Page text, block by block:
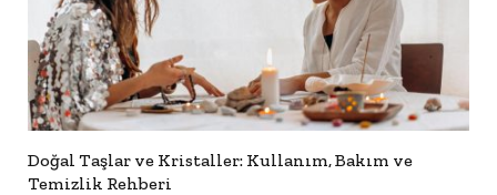
Doğal Taşlar ve Kristaller: Kullanım, Bakım ve
Temizlik Rehberi